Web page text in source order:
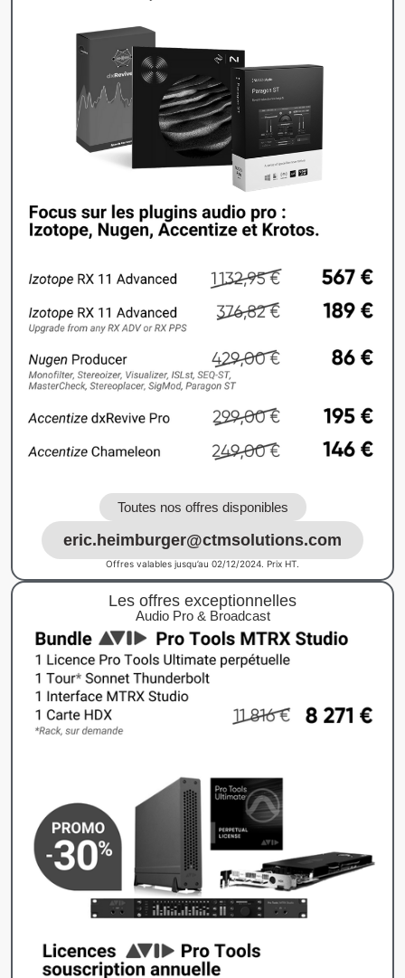
Toutes nos offres disponibles
eric.heimburger@ctmsolutions.com
Offres valables jusqu’au 02/12/2024. Prix HT.
Les offres exceptionnelles
Audio Pro & Broadcast